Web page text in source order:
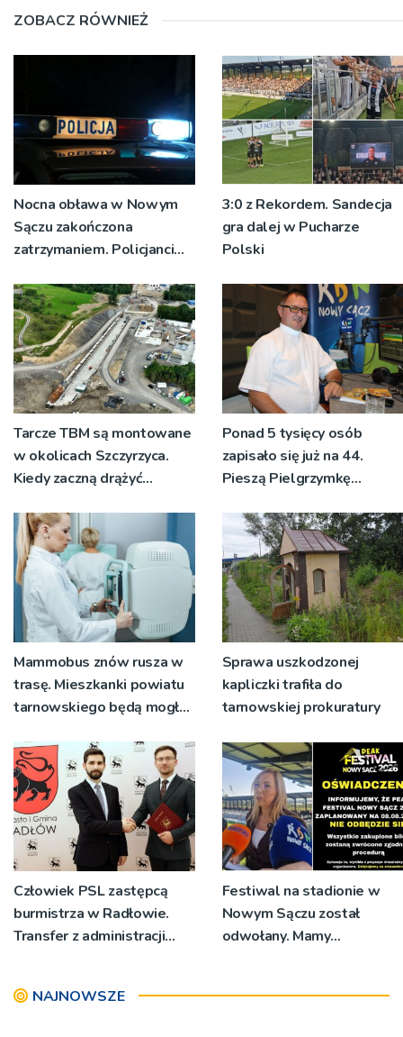
ZOBACZ RÓWNIEŻ
Nocna obława w Nowym
Sączu zakończona
zatrzymaniem. Policjanci
dźgnięcia 31-letniego
mężczyzny
3:0 z Rekordem. Sandecja
gra dalej w Pucharze
Polski
Tarcze TBM są montowane
w okolicach Szczyrzyca.
Kiedy zaczną drążyć
Ponad 5 tysięcy osób
zapisało się już na 44.
Pieszą Pielgrzymkę
Mammobus znów rusza w
trasę. Mieszkanki powiatu
tarnowskiego będą mogły
badania
Sprawa uszkodzonej
kapliczki trafiła do
tarnowskiej prokuratury
Człowiek PSL zastępcą
burmistrza w Radłowie.
Transfer z administracji
Festiwal na stadionie w
Nowym Sączu został
odwołany. Mamy
NAJNOWSZE